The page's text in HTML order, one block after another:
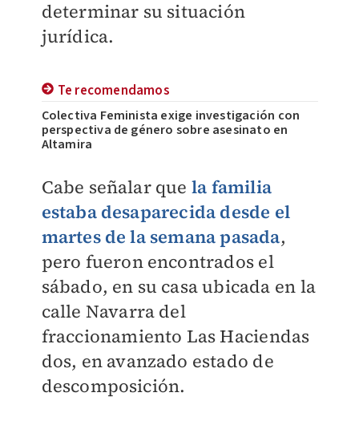
determinar su situación
jurídica.
Te recomendamos
Colectiva Feminista exige investigación con
perspectiva de género sobre asesinato en
Altamira
Cabe señalar que la familia
estaba desaparecida desde el
martes de la semana pasada,
pero fueron encontrados el
sábado, en su casa ubicada en la
calle Navarra del
fraccionamiento Las Haciendas
dos, en avanzado estado de
descomposición.